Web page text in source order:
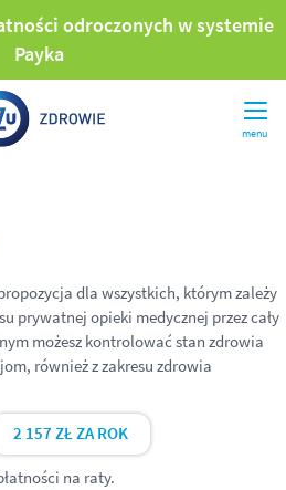
odroczonych w systemie
Payka
menu
dla wszystkich, którym zależy
prywatnej opieki medycznej przez cały
możesz kontrolować stan zdrowia
również z zakresu zdrowia
2 157 ZŁ ZA ROK
na raty.